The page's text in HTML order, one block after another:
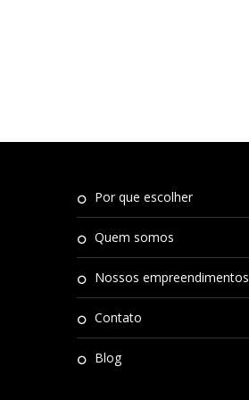
por que escolher
quem somos
nossos empreendimentos
contato
blog